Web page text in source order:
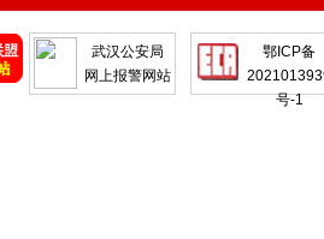
武汉公安局
网上报警网站
鄂ICP备
号-1